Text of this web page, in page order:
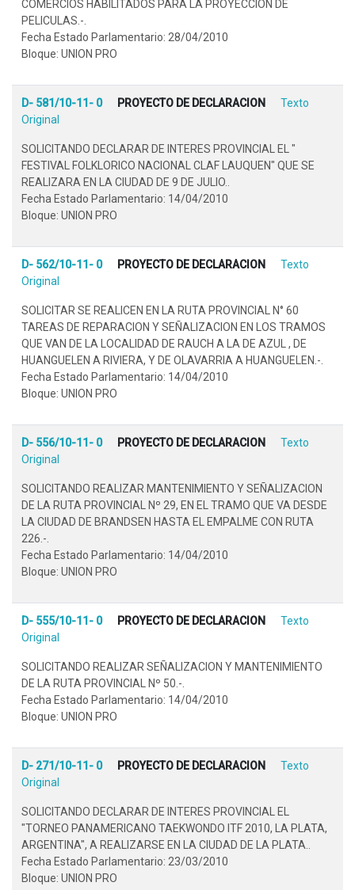
COMERCIOS HABILITADOS PARA LA PROYECCION DE
PELICULAS.-.
Fecha Estado Parlamentario: 28/04/2010
Bloque: UNION PRO
D- 581/10-11- 0 PROYECTO DE DECLARACION
Texto
Original
SOLICITANDO DECLARAR DE INTERES PROVINCIAL EL "
FESTIVAL FOLKLORICO NACIONAL CLAF LAUQUEN" QUE SE
REALIZARA EN LA CIUDAD DE 9 DE JULIO..
Fecha Estado Parlamentario: 14/04/2010
Bloque: UNION PRO
D- 562/10-11- 0 PROYECTO DE DECLARACION
Texto
Original
SOLICITAR SE REALICEN EN LA RUTA PROVINCIAL N° 60
TAREAS DE REPARACION Y SEÑALIZACION EN LOS TRAMOS
QUE VAN DE LA LOCALIDAD DE RAUCH A LA DE AZUL , DE
HUANGUELEN A RIVIERA, Y DE OLAVARRIA A HUANGUELEN.-.
Fecha Estado Parlamentario: 14/04/2010
Bloque: UNION PRO
D- 556/10-11- 0 PROYECTO DE DECLARACION
Texto
Original
SOLICITANDO REALIZAR MANTENIMIENTO Y SEÑALIZACION
DE LA RUTA PROVINCIAL Nº 29, EN EL TRAMO QUE VA DESDE
LA CIUDAD DE BRANDSEN HASTA EL EMPALME CON RUTA
226.-.
Fecha Estado Parlamentario: 14/04/2010
Bloque: UNION PRO
D- 555/10-11- 0 PROYECTO DE DECLARACION
Texto
Original
SOLICITANDO REALIZAR SEÑALIZACION Y MANTENIMIENTO
DE LA RUTA PROVINCIAL Nº 50.-.
Fecha Estado Parlamentario: 14/04/2010
Bloque: UNION PRO
D- 271/10-11- 0 PROYECTO DE DECLARACION
Texto
Original
SOLICITANDO DECLARAR DE INTERES PROVINCIAL EL
"TORNEO PANAMERICANO TAEKWONDO ITF 2010, LA PLATA,
ARGENTINA", A REALIZARSE EN LA CIUDAD DE LA PLATA..
Fecha Estado Parlamentario: 23/03/2010
Bloque: UNION PRO